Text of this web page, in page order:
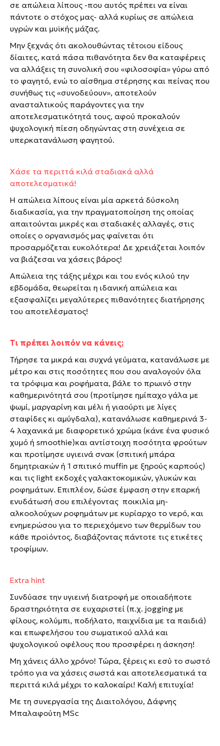
σε απώλεια λίπους -που αυτός πρέπει να είναι
πάντοτε ο στόχος μας- αλλά κυρίως σε απώλεια
υγρών και μυϊκής μάζας.
Μην ξεχνάς ότι ακολουθώντας τέτοιου είδους
δίαιτες, κατά πάσα πιθανότητα δεν θα καταφέρεις
να αλλάξεις τη συνολική σου «φιλοσοφία» γύρω από
το φαγητό, ενώ το αίσθημα στέρησης και πείνας που
συνήθως τις «συνοδεύουν», αποτελούν
ανασταλτικούς παράγοντες για την
αποτελεσματικότητά τους, αφού προκαλούν
ψυχολογική πίεση οδηγώντας στη συνέχεια σε
υπερκατανάλωση φαγητού.
Χάσε τα περιττά κιλά σταδιακά αλλά
αποτελεσματικά!
Η απώλεια λίπους είναι μία αρκετά δύσκολη
διαδικασία, για την πραγματοποίηση της οποίας
απαιτούνται μικρές και σταδιακές αλλαγές, στις
οποίες ο οργανισμός μας φαίνεται ότι
προσαρμόζεται ευκολότερα! Δε χρειάζεται λοιπόν
να βιάζεσαι να χάσεις βάρος!
Απώλεια της τάξης μέχρι και του ενός κιλού την
εβδομάδα, θεωρείται η ιδανική απώλεια και
εξασφαλίζει μεγαλύτερες πιθανότητες διατήρησης
του αποτελέσματος!
Τι πρέπει λοιπόν να κάνεις;
Τήρησε τα μικρά και συχνά γεύματα, κατανάλωσε με
μέτρο και στις ποσότητες που σου αναλογούν όλα
τα τρόφιμα και ροφήματα, βάλε το πρωινό στην
καθημερινότητά σου (προτίμησε ημίπαχο γάλα με
ψωμί, μαργαρίνη και μέλι ή γιαούρτι με λίγες
σταφίδες κι αμύγδαλα), κατανάλωσε καθημερινά 3-
4 λαχανικά με διαφορετικό χρώμα (κάνε ένα φυσικό
χυμό ή smoothie)και αντίστοιχη ποσότητα φρούτων
και προτίμησε υγιεινά σνακ (σπιτική μπάρα
δημητριακών ή 1 σπιτικό muffin με ξηρούς καρπούς)
και τις light εκδοχές γαλακτοκομικών, γλυκών και
ροφημάτων. Επιπλέον, δώσε έμφαση στην επαρκή
ενυδάτωσή σου επιλέγοντας ποικιλία μη-
αλκοολούχων ροφημάτων με κυρίαρχο το νερό, και
ενημερώσου για το περιεχόμενο των θερμίδων του
κάθε προϊόντος, διαβάζοντας πάντοτε τις ετικέτες
τροφίμων.
Extra hint
Συνδύασε την υγιεινή διατροφή με οποιαδήποτε
δραστηριότητα σε ευχαριστεί (π.χ. jogging με
φίλους, κολύμπι, ποδήλατο, παιχνίδια με τα παιδιά)
και επωφελήσου του σωματικού αλλά και
ψυχολογικού οφέλους που προσφέρει η άσκηση!
Μη χάνεις άλλο χρόνο! Τώρα, ξέρεις κι εσύ το σωστό
τρόπο για να χάσεις σωστά και αποτελεσματικά τα
περιττά κιλά μέχρι το καλοκαίρι! Καλή επιτυχία!
Με τη συνεργασία της Διαιτολόγου, Δάφνης
Μπαλαφούτη ΜSc